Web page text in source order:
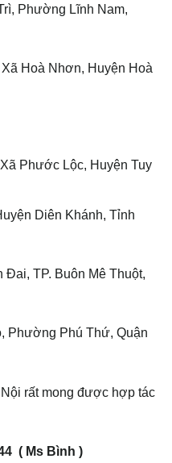
Phường Lĩnh Nam,
Hoà Nhơn, Huyện Hoà
Phước Lộc, Huyện Tuy
Diên Khánh, Tỉnh
TP. Buôn Mê Thuột,
Phường Phú Thứ, Quận
rất mong được hợp tác
( Ms Bình )